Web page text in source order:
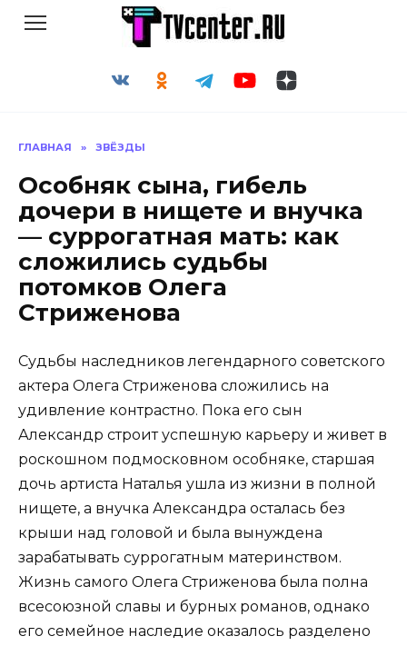
ГЛАВНАЯ » ЗВЁЗДЫ
Особняк сына, гибель
дочери в нищете и внучка
— суррогатная мать: как
сложились судьбы
потомков Олега
Стриженова
Судьбы наследников легендарного советского
актера Олега Стриженова сложились на
удивление контрастно. Пока его сын
Александр строит успешную карьеру и живет в
роскошном подмосковном особняке, старшая
дочь артиста Наталья ушла из жизни в полной
нищете, а внучка Александра осталась без
крыши над головой и была вынуждена
зарабатывать суррогатным материнством.
Жизнь самого Олега Стриженова была полна
всесоюзной славы и бурных романов, однако
его семейное наследие оказалось разделено